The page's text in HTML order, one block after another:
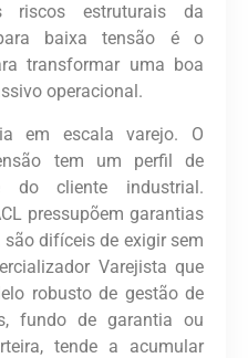
riscos estruturais da
baixa tensão é o
transformar uma boa
operacional.
em escala varejo. O
tem um perfil de
do cliente industrial.
pressupõem garantias
difíceis de exigir sem
Varejista que
robusto de gestão de
fundo de garantia ou
, tende a acumular